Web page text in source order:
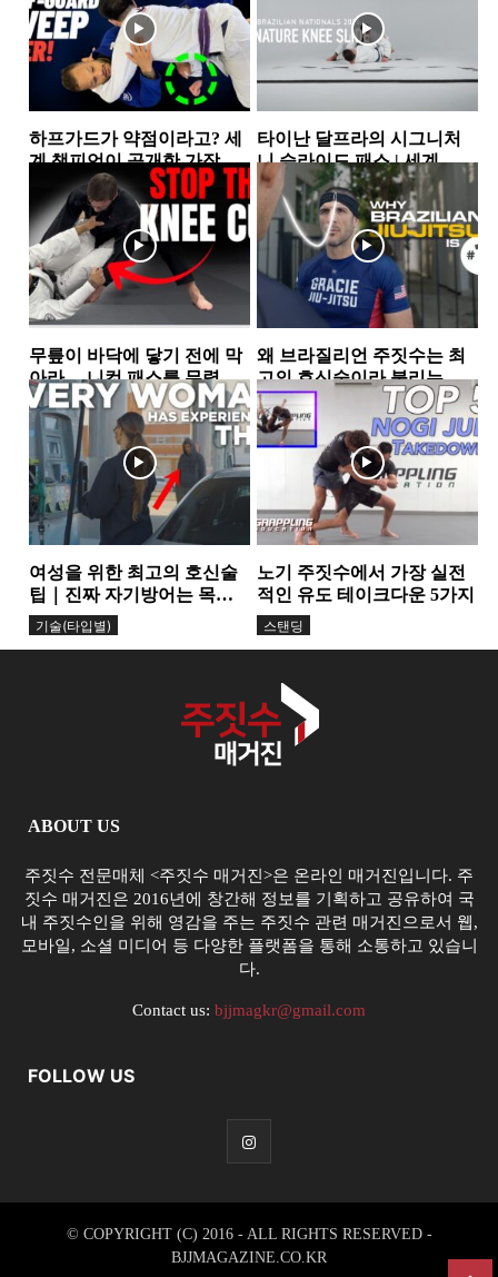
하프가드가 약점이라고? 세
계 챔피언이 공개한 가장 실
전적인 하프가드 스윕 2가지
하프가드
타이난 달프라의 시그니처
니 슬라이드 패스 | 세계 챔
피언이 반복해서 사용하는...
가드패스
무릎이 바닥에 닿기 전에 막
아라… 니컷 패스를 무력화
하는 핵심 원리
가드
왜 브라질리언 주짓수는 최
고의 호신술이라 불리는
가… 그레이시 형제가 말하
는 ‘거리의 과학’
그레이시주짓수
여성을 위한 최고의 호신술
팁｜진짜 자기방어는 목소
리에서 시작된다
기술(타입별)
노기 주짓수에서 가장 실전
적인 유도 테이크다운 5가지
스탠딩
ABOUT US
주짓수 전문매체 <주짓수 매거진>은 온라인 매거진입니다. 주
짓수 매거진은 2016년에 창간해 정보를 기획하고 공유하여 국
내 주짓수인을 위해 영감을 주는 주짓수 관련 매거진으로서 웹,
모바일, 소셜 미디어 등 다양한 플랫폼을 통해 소통하고 있습니
다.
Contact us: bjjmagkr@gmail.com
FOLLOW US
© COPYRIGHT (C) 2016 - ALL RIGHTS RESERVED -
BJJMAGAZINE.CO.KR